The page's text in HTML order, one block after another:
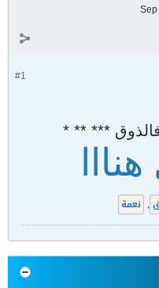
#1
*** ** *
, نعمة